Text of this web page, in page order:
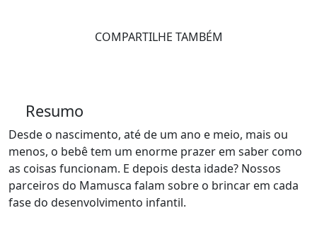
COMPARTILHE TAMBÉM
Resumo
Desde o nascimento, até de um ano e meio, mais ou
menos, o bebê tem um enorme prazer em saber como
as coisas funcionam. E depois desta idade? Nossos
parceiros do Mamusca falam sobre o brincar em cada
fase do desenvolvimento infantil.